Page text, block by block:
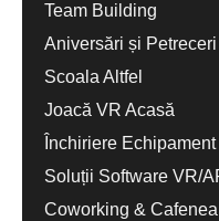
Team Building
Aniversări și Petreceri
Scoala Altfel
Joacă VR Acasă
Închiriere Echipament
Soluții Software VR/
Coworking & Cafenea